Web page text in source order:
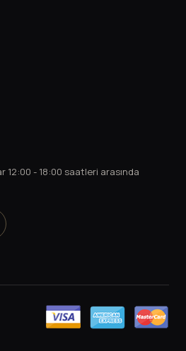
12:00 - 18:00 saatleri arasında